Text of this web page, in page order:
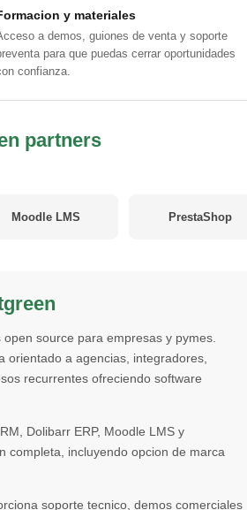
y materiales
a demos, guiones de venta y soporte
para que puedas cerrar oportunidades
confianza.
partners
Moodle LMS PrestaShop
source para empresas y pymes.
orientado a agencias, integradores,
recurrentes ofreciendo software
Dolibarr ERP, Moodle LMS y
completa, incluyendo opcion de marca
soporte tecnico, demos comerciales